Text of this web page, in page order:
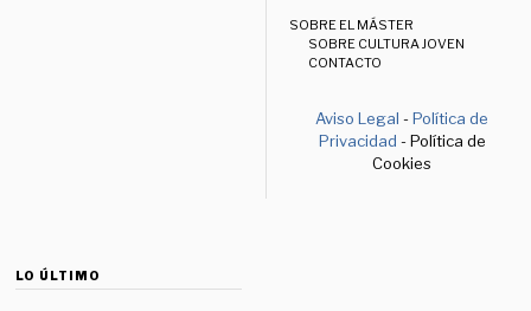
SOBRE EL MÁSTER
SOBRE CULTURA JOVEN
CONTACTO
Aviso Legal -Política de
Privacidad - Política de
Cookies
LO ÚLTIMO